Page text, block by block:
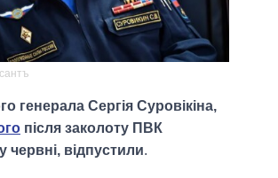
генерала Сергія Суровікіна,
після заколоту ПВК
червні, відпустили.